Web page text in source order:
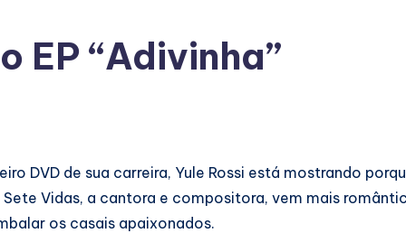
EP “Adivinha”
DVD de sua carreira, Yule Rossi está mostrando
Vidas, a cantora e compositora, vem mais
os casais apaixonados.